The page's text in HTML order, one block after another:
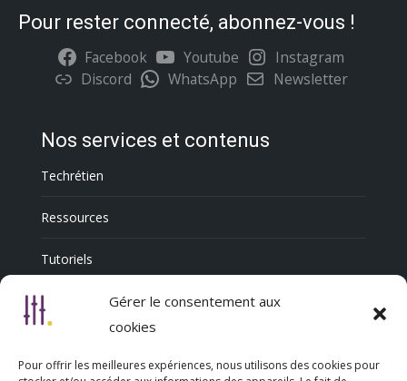
Gérer le consentement aux
cookies
Pour offrir les meilleures expériences, nous utilisons des cookies pour
Pour rester connecté, abonnez-vous !
Facebook Youtube
Instagram
Discord
WhatsApp Newsletter
Nos services et contenus
Techrétien
Ressources
Tutoriels
Annuaire Professionnel